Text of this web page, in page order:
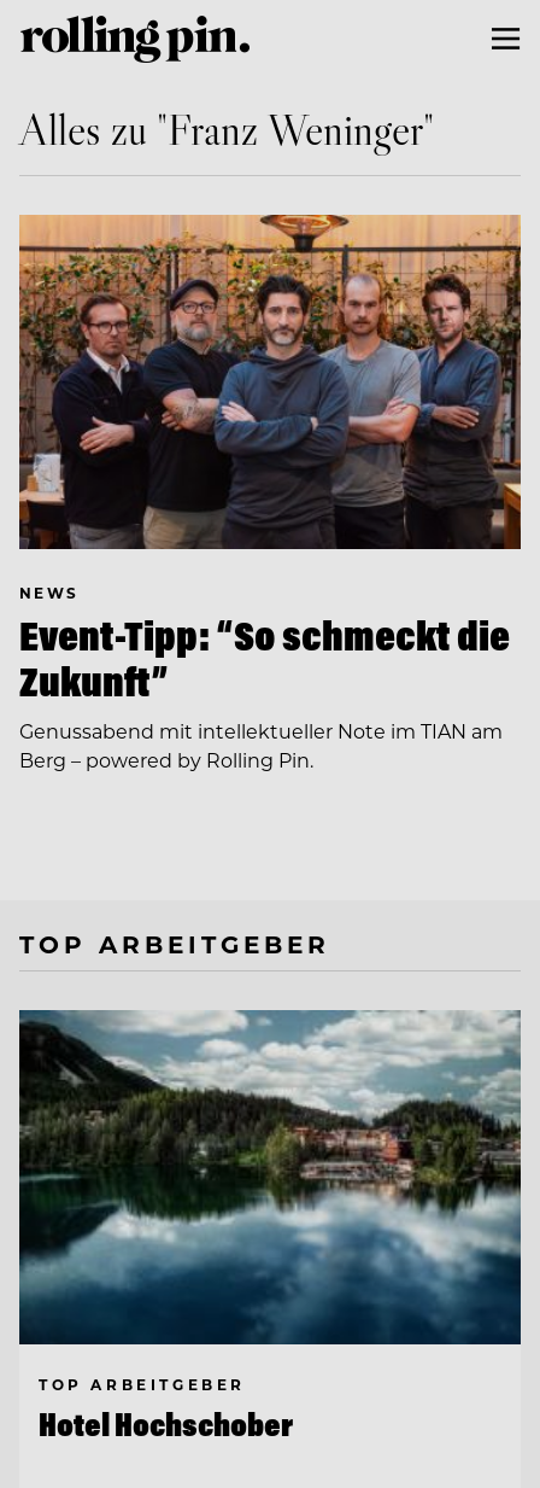
Alles zu "Franz Weninger"
NEWS
Event-Tipp: “So schmeckt die
Zukunft”
Genussabend mit intellektueller Note im TIAN am
Berg – powered by Rolling Pin.
TOP ARBEITGEBER
TOP ARBEITGEBER
Hotel Hochschober